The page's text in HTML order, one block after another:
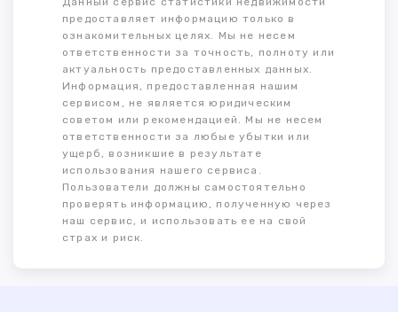
предоставляет информацию только в
ознакомительных целях. Мы не несем
ответственности за точность, полноту или
актуальность предоставленных данных.
Информация, предоставленная нашим
сервисом, не является юридическим
советом или рекомендацией. Мы не несем
ответственности за любые убытки или
ущерб, возникшие в результате
использования нашего сервиса.
Пользователи должны самостоятельно
проверять информацию, полученную через
наш сервис, и использовать ее на свой
страх и риск.